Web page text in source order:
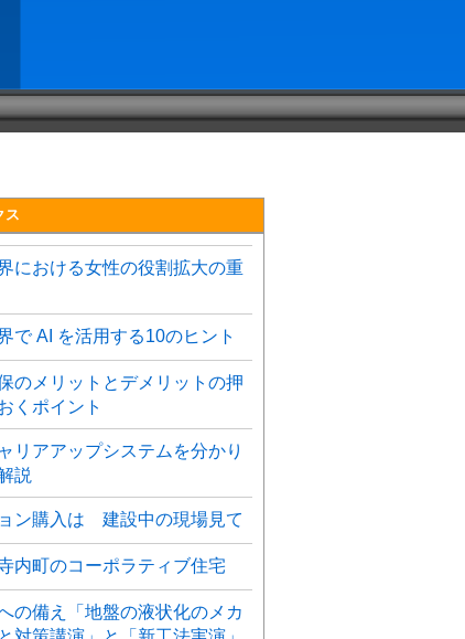
ス
における女性の役割拡大の重
で AI を活用する10のヒント
のメリットとデメリットの押
くポイント
リアアップシステムを分かり
説
ン購入は 建設中の現場見て
内町のコーポラティブ住宅
の備え「地盤の液状化のメカ
対策講演」と「新工法実演」